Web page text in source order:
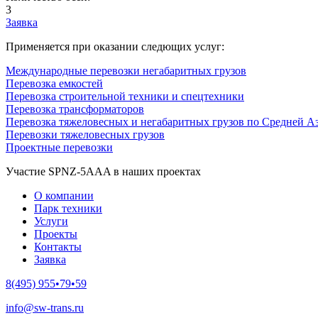
3
Заявка
Применяется при оказании следющих услуг:
Международные перевозки негабаритных грузов
Перевозка емкостей
Перевозка строительной техники и спецтехники
Перевозка трансформаторов
Перевозка тяжеловесных и негабаритных грузов по Средней
Перевозки тяжеловесных грузов
Проектные перевозки
Участие SPNZ-5AAA в наших проектах
О компании
Парк техники
Услуги
Проекты
Контакты
Заявка
8(495) 955•79•59
info@sw-trans.ru